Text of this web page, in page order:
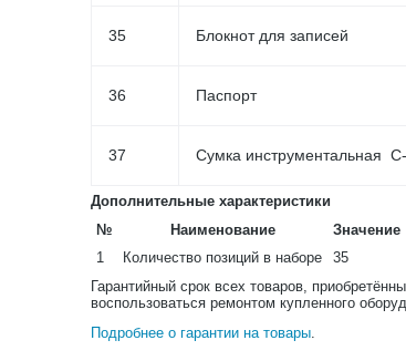
35 Блокнот для записей
36 Паспорт
37 Сумка инструментальная
Дополнительные характеристики
№
Наименование
Значение
1
Количество позиций в наборе
35
Гарантийный срок всех товаров,
воспользоваться ремонтом купленного
Подробнее о гарантии на товары.